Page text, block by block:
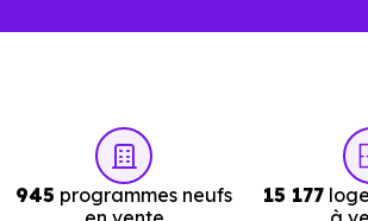
945 programmes neufs
15 177